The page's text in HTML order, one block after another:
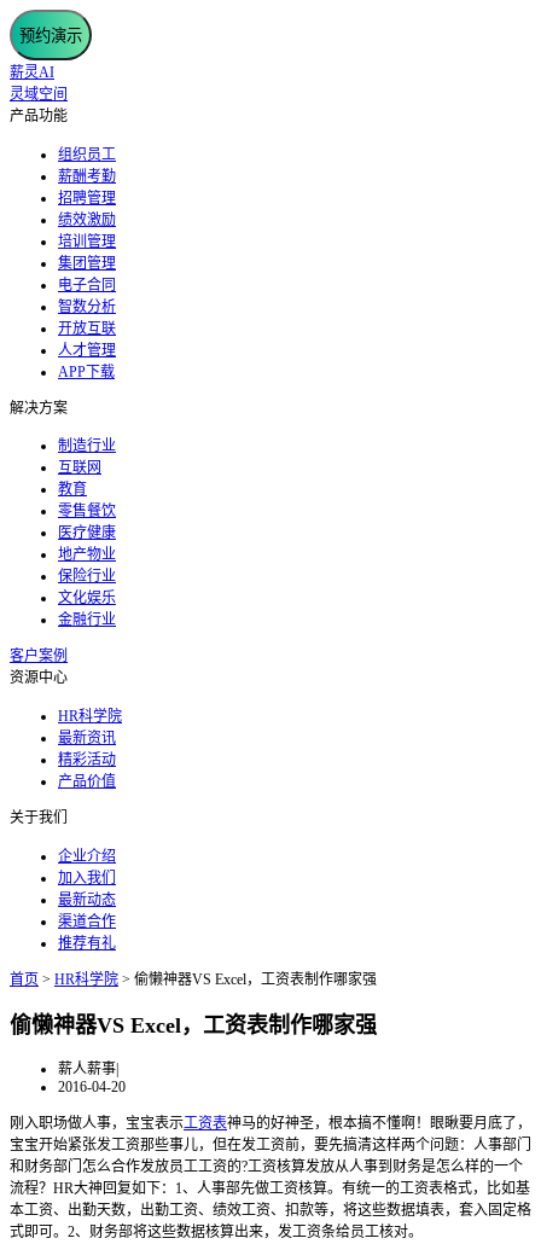
预约演示
薪灵AI
灵域空间
产品功能
组织员工
薪酬考勤
招聘管理
绩效激励
培训管理
集团管理
电子合同
智数分析
开放互联
人才管理
APP下载
解决方案
制造行业
互联网
教育
零售餐饮
医疗健康
地产物业
保险行业
文化娱乐
金融行业
客户案例
资源中心
HR科学院
最新资讯
精彩活动
产品价值
关于我们
企业介绍
加入我们
最新动态
渠道合作
推荐有礼
首页 > HR科学院 > 偷懒神器VS Excel，工资表制作哪家强
偷懒神器VS Excel，工资表制作哪家强
薪人薪事|
2016-04-20
刚入职场做人事，宝宝表示工资表神马的好神圣，根本搞不懂啊！眼瞅要月底了，
宝宝开始紧张发工资那些事儿，但在发工资前，要先搞清这样两个问题：人事部门
和财务部门怎么合作发放员工工资的?工资核算发放从人事到财务是怎么样的一个
流程？HR大神回复如下：1、人事部先做工资核算。有统一的工资表格式，比如基
本工资、出勤天数，出勤工资、绩效工资、扣款等，将这些数据填表，套入固定格
式即可。2、财务部将这些数据核算出来，发工资条给员工核对。